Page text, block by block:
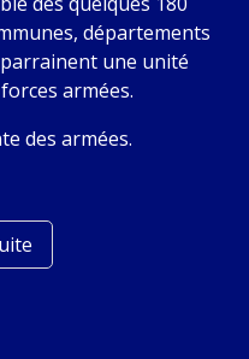
départements
une unité
armées.
des armées.